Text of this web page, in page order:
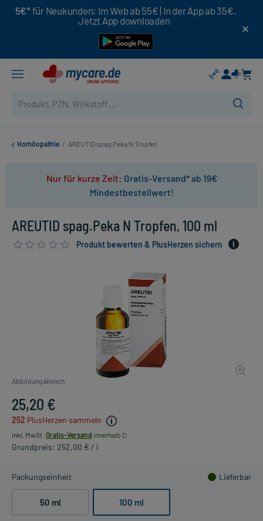
5€* für Neukunden: Im Web ab 55€ | In der App ab 35€.
Jetzt App downloaden
Homöopathie / AREUTID spag.Peka N Tropfen
Nur für kurze Zeit: Gratis-Versand* ab 19€
Mindestbestellwert!
AREUTID spag.Peka N Tropfen, 100 ml
Produkt bewerten & PlusHerzen sichern
Abbildung ähnlich
25,20 €
252 PlusHerzen sammeln
inkl. MwSt. Gratis-Versand innerhalb D.
Grundpreis: 252,00 € / l
Packungseinheit Lieferbar
50 ml 100 ml